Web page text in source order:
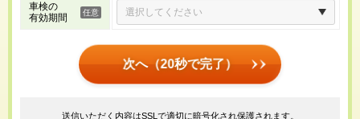
車検の
有効期間
次へ（20秒で完了）
送信いただく内容はSSLで適切に暗号化され保護されます。